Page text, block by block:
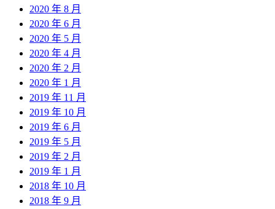
2020 年 8 月
2020 年 6 月
2020 年 5 月
2020 年 4 月
2020 年 2 月
2020 年 1 月
2019 年 11 月
2019 年 10 月
2019 年 6 月
2019 年 5 月
2019 年 2 月
2019 年 1 月
2018 年 10 月
2018 年 9 月